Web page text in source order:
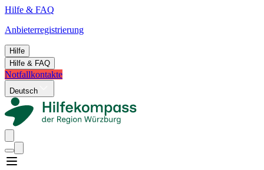
Hilfe & FAQ
Anbieterregistrierung
Hilfe
Hilfe & FAQ
Notfallkontakte
Deutsch